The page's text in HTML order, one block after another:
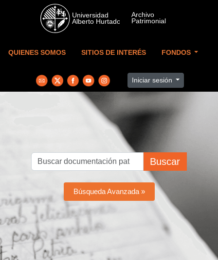
Skip to main content
QUIENES SOMOS SITIOS DE INTERÉS FONDOS
Iniciar sesión
Buscar
Búsqueda Avanzada »